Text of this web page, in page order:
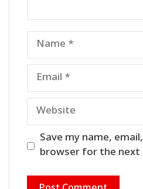
Name
Email
Website
Save my name,
browser for the